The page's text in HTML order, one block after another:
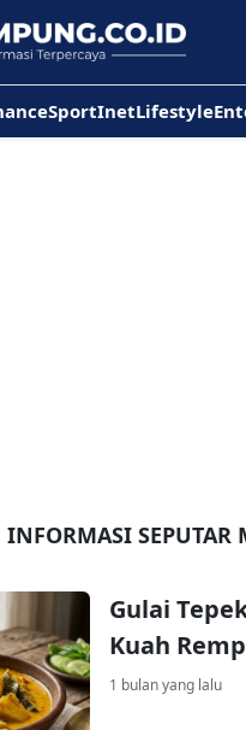
SportInetLifestyle
INFORMASI
Gulai
Kuah
1 bulan yang lalu